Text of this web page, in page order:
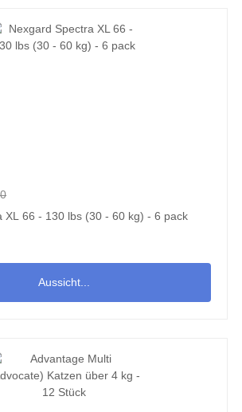
XL 66 - 130 lbs (30 - 60 kg) - 6 pack
Aussicht...